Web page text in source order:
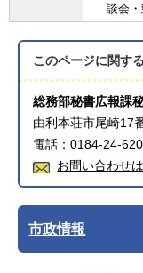
談会
このページに関する
総務部秘書広報課
由利本荘市尾崎17
電話：0184-24-
お問い合わせ
市政情報